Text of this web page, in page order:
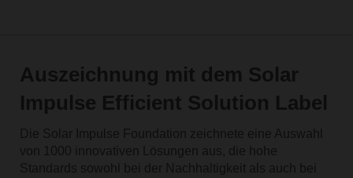
Auszeichnung mit dem Solar
Impulse Efficient Solution Label
Die Solar Impulse Foundation zeichnete eine Auswahl
von 1000 innovativen Lösungen aus, die hohe
Standards sowohl bei der Nachhaltigkeit als auch bei